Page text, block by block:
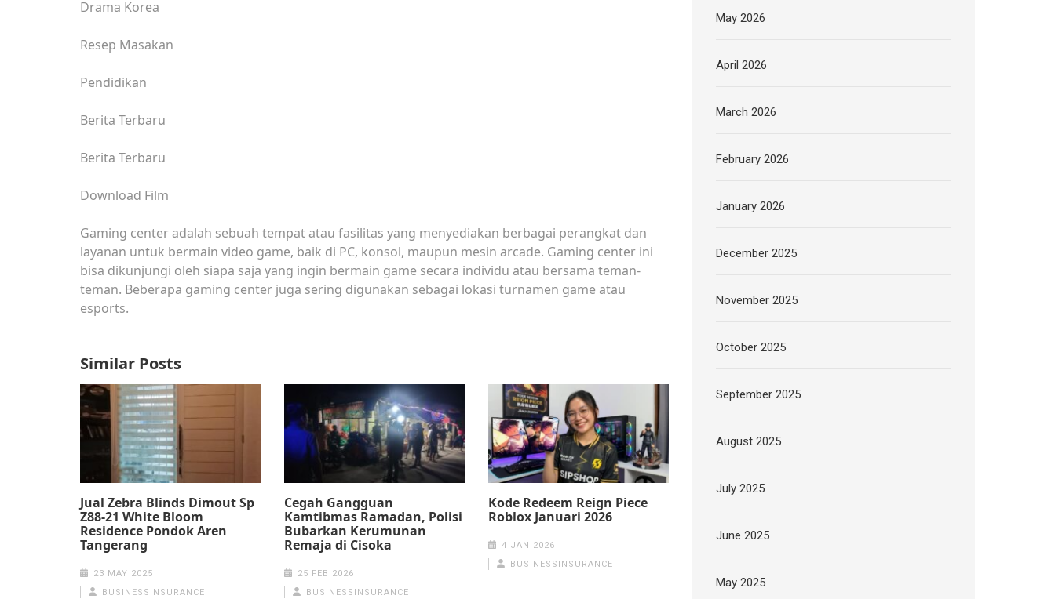
Drama Korea
Resep Masakan
Pendidikan
Berita Terbaru
Berita Terbaru
Download Film
Gaming center adalah sebuah tempat atau fasilitas yang menyediakan berbagai perangkat dan
layanan untuk bermain video game, baik di PC, konsol, maupun mesin arcade. Gaming center ini
bisa dikunjungi oleh siapa saja yang ingin bermain game secara individu atau bersama teman-
teman. Beberapa gaming center juga sering digunakan sebagai lokasi turnamen game atau
esports.
Similar Posts
Jual Zebra Blinds Dimout Sp
Z88-21 White Bloom
Residence Pondok Aren
Tangerang
23 MAY 2025
BUSINESSINSURANCE
Cegah Gangguan
Kamtibmas Ramadan, Polisi
Bubarkan Kerumunan
Remaja di Cisoka
25 FEB 2026
BUSINESSINSURANCE
Kode Redeem Reign Piece
Roblox Januari 2026
4 JAN 2026
BUSINESSINSURANCE
May 2026
April 2026
March 2026
February 2026
January 2026
December 2025
November 2025
October 2025
September 2025
August 2025
July 2025
June 2025
May 2025